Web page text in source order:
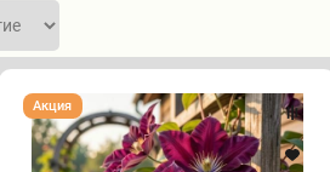
Клематис
Мадам
Джулия
Корревон
Акция